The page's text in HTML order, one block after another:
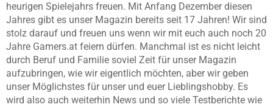
heurigen Spielejahrs freuen. Mit Anfang Dezember diesen
Jahres gibt es unser Magazin bereits seit 17 Jahren! Wir sind
stolz darauf und freuen uns wenn wir mit euch auch noch 20
Jahre Gamers.at feiern dürfen. Manchmal ist es nicht leicht
durch Beruf und Familie soviel Zeit für unser Magazin
aufzubringen, wie wir eigentlich möchten, aber wir geben
unser Möglichstes für unser und euer Lieblingshobby. Es
wird also auch weiterhin News und so viele Testberichte wie